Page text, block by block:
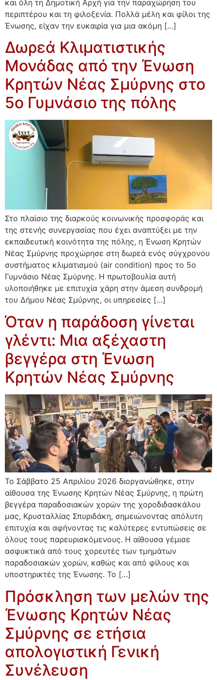
και όλη τη Δημοτική Αρχή για την παραχώρηση του
περιπτέρου και τη φιλοξενία. Πολλά μέλη και φίλοι της
Ένωσης, είχαν την ευκαιρία για μια ακόμη […]
Δωρεά Κλιματιστικής
Μονάδας από την Ένωση
Κρητών Νέας Σμύρνης στο
5ο Γυμνάσιο της πόλης
Στο πλαίσιο της διαρκούς κοινωνικής προσφοράς και
της στενής συνεργασίας που έχει αναπτύξει με την
εκπαιδευτική κοινότητα της πόλης, η Ένωση Κρητών
Νέας Σμύρνης προχώρησε στη δωρεά ενός σύγχρονου
συστήματος κλιματισμού (air condition) προς το 5ο
Γυμνάσιο Νέας Σμύρνης. Η πρωτοβουλία αυτή
υλοποιήθηκε με επιτυχία χάρη στην άμεση συνδρομή
του Δήμου Νέας Σμύρνης, οι υπηρεσίες […]
Όταν η παράδοση γίνεται
γλέντι: Μια αξέχαστη
βεγγέρα στη Ένωση
Κρητών Νέας Σμύρνης
Το Σάββατο 25 Απριλίου 2026 διοργανώθηκε, στην
αίθουσα της Ένωσης Κρητών Νέας Σμύρνης, η πρώτη
βεγγέρα παραδοσιακών χορών της χοροδιδασκάλου
μας, Κρυσταλλίας Σπυριδάκη, σημειώνοντας απόλυτη
επιτυχία και αφήνοντας τις καλύτερες εντυπώσεις σε
όλους τους παρευρισκόμενους. Η αίθουσα γέμισε
ασφυκτικά από τους χορευτές των τμημάτων
παραδοσιακών χορών, καθώς και από φίλους και
υποστηρικτές της Ένωσης. Το […]
Πρόσκληση των μελών της
Ένωσης Κρητών Νέας
Σμύρνης σε ετήσια
απολογιστική Γενική
Συνέλευση